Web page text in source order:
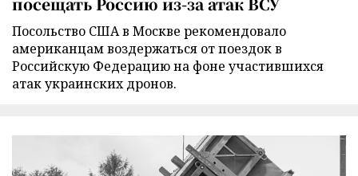
Посольство США в Москве рекомендовало
американцам воздержаться от поездок в
Российскую Федерацию на фоне участившихся
атак украинских дронов.